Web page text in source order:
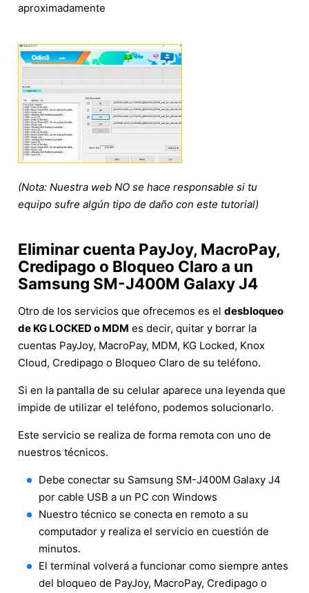
aproximadamente
(Nota: Nuestra web NO se hace responsable si tu
equipo sufre algún tipo de daño con este tutorial)
Eliminar cuenta PayJoy, MacroPay,
Credipago o Bloqueo Claro a un
Samsung SM-J400M Galaxy J4
Otro de los servicios que ofrecemos es el desbloqueo
de KG LOCKED o MDM es decir, quitar y borrar la
cuentas PayJoy, MacroPay, MDM, KG Locked, Knox
Cloud, Credipago o Bloqueo Claro de su teléfono.
Si en la pantalla de su celular aparece una leyenda que
impide de utilizar el teléfono, podemos solucionarlo.
Este servicio se realiza de forma remota con uno de
nuestros técnicos.
Debe conectar su Samsung SM-J400M Galaxy J4
por cable USB a un PC con Windows
Nuestro técnico se conecta en remoto a su
computador y realiza el servicio en cuestión de
minutos.
El terminal volverá a funcionar como siempre antes
del bloqueo de PayJoy, MacroPay, Credipago o